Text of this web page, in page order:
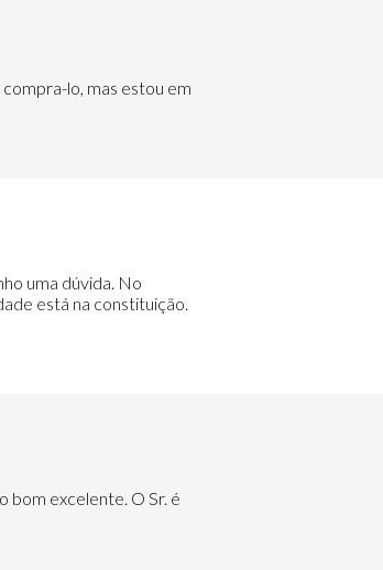
lo, mas estou em
uma dúvida. No
está na constituição.
bom excelente. O Sr. é